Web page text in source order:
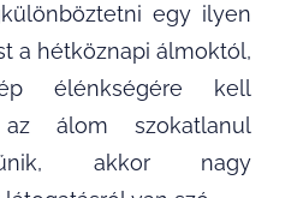
egy ilyen
a hétköznapi álmoktól,
élénkségére kell
álom szokatlanul
akkor nagy